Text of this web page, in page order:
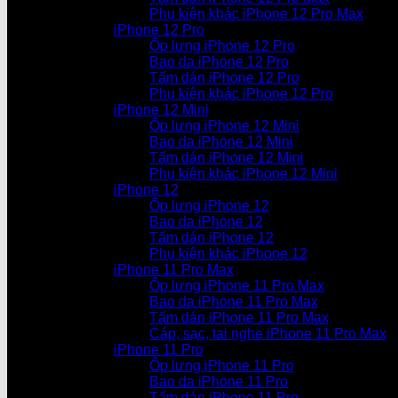
Phụ kiện khác iPhone 12 Pro Max
iPhone 12 Pro
Ốp lưng iPhone 12 Pro
Bao da iPhone 12 Pro
Tấm dán iPhone 12 Pro
Phụ kiện khác iPhone 12 Pro
iPhone 12 Mini
Ốp lưng iPhone 12 Mini
Bao da iPhone 12 Mini
Tấm dán iPhone 12 Mini
Phụ kiện khác iPhone 12 Mini
iPhone 12
Ốp lưng iPhone 12
Bao da iPhone 12
Tấm dán iPhone 12
Phụ kiện khác iPhone 12
iPhone 11 Pro Max
Ốp lưng iPhone 11 Pro Max
Bao da iPhone 11 Pro Max
Tấm dán iPhone 11 Pro Max
Cáp, sạc, tai nghe iPhone 11 Pro Max
iPhone 11 Pro
Ốp lưng iPhone 11 Pro
Bao da iPhone 11 Pro